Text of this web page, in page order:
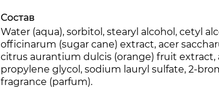
обычного увлажняющего или
После применения препаратов
связанная с высокой концентрацией
Нанесение слишком большого
При попадании препарата в глаза
Ретиноиды, АНА-кислоты и витамин С
Состав
Water (aqua), sorbitol, stearyl alcohol, cetyl
officinarum (sugar cane) extract, acer
citrus aurantium dulcis (orange) fruit extract,
propylene glycol, sodium lauryl sulfate, 2-
fragrance (parfum).